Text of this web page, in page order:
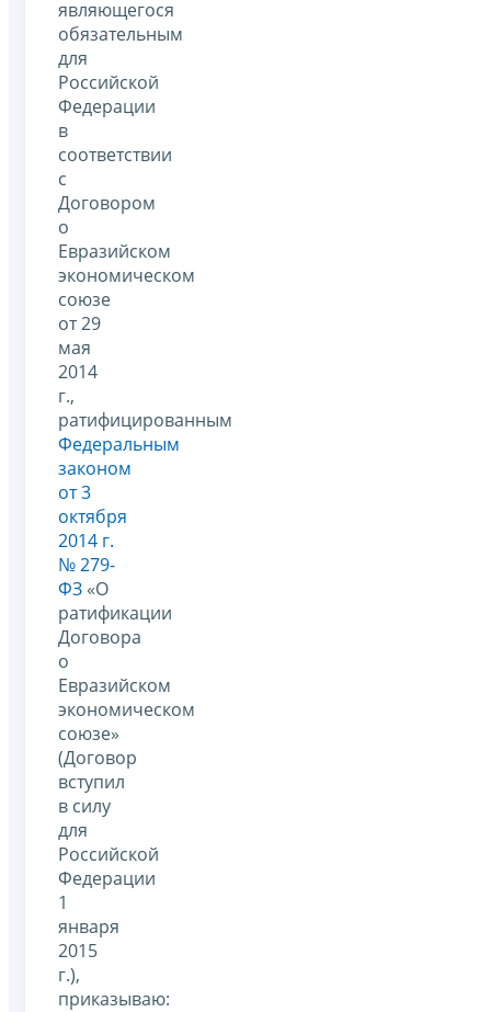
являющегося
обязательным
для
Российской
Федерации
в
соответствии
с
Договором
о
Евразийском
экономическом
союзе
от 29
мая
2014
г.,
ратифицированным
Федеральным
законом
от 3
октября
2014 г.
№ 279-
ФЗ «О
ратификации
Договора
о
Евразийском
экономическом
союзе»
(Договор
вступил
в силу
для
Российской
Федерации
1
января
2015
г.),
приказываю: